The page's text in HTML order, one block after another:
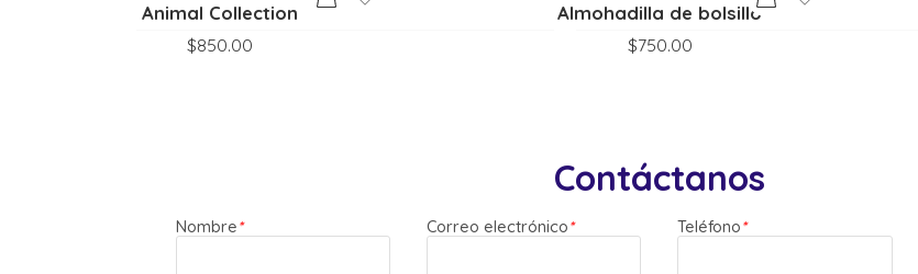
Animal Collection
$850.00
Almohadilla de bolsillo
$750.00
Contáctanos
Nombre* Correo electrónico* Teléfono*